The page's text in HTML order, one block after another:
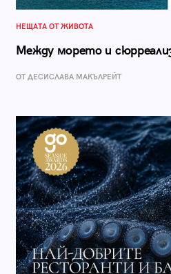
НЕЩАТА ОТ ЖИВОТА
Между морето и
ОТ ДЕСИСЛАВА МАКЪЛРЕЙТ